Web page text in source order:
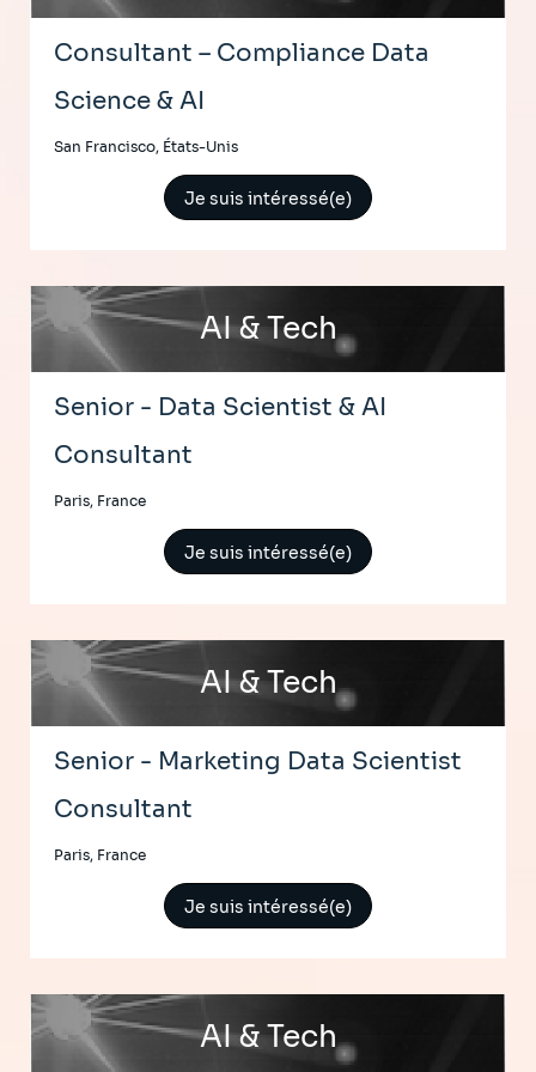
Consultant – Compliance Data
Science & AI
San Francisco, États-Unis
Je suis intéressé(e)
AI & Tech
Senior - Data Scientist & AI
Consultant
Paris, France
Je suis intéressé(e)
AI & Tech
Senior - Marketing Data Scientist
Consultant
Paris, France
Je suis intéressé(e)
AI & Tech